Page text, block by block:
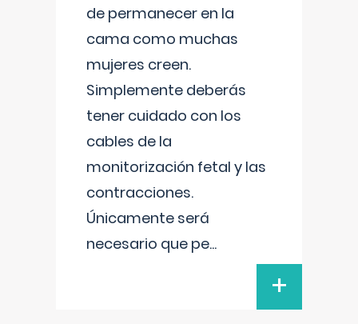
de permanecer en la
cama como muchas
mujeres creen.
Simplemente deberás
tener cuidado con los
cables de la
monitorización fetal y las
contracciones.
Únicamente será
necesario que pe...
+